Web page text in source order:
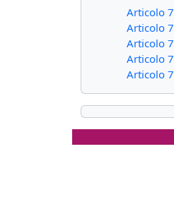
Articolo
Articolo
Articolo
Articolo
Articolo